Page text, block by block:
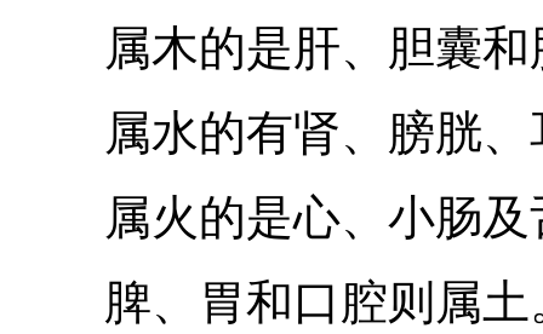
属木的是肝、胆囊和
属水的有肾、膀胱、
属火的是心、小肠及
脾、胃和口腔则属土